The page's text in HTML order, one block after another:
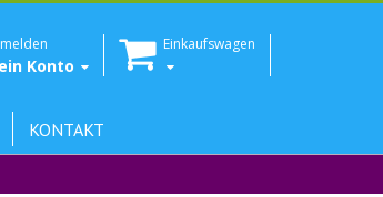
Konto
Einkaufswagen
KONTAKT